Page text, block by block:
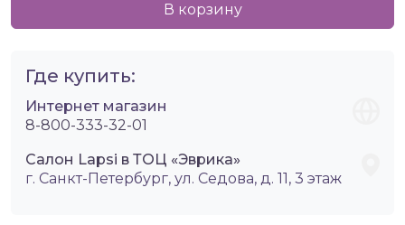
В корзину
Где купить:
Интернет магазин
8-800-333-32-01
Салон Lapsi в ТОЦ «Эврика»
г. Санкт-Петербург, ул. Седова, д. 11, 3 этаж